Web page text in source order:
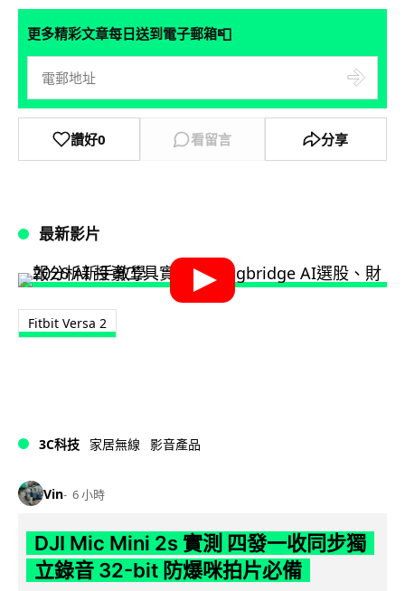
更多精彩文章每日送到電子郵箱📮
讚好0 看留言 分享
最新影片
Fitbit Versa 2
3C科技 家居無線 影音產品
Vin 6 小時
DJI Mic Mini 2s 實測 四發一收同步獨
立錄音 32-bit 防爆咪拍片必備